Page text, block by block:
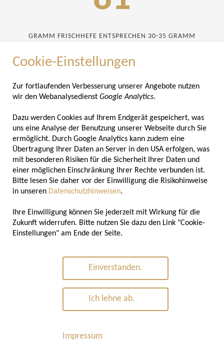
Cookie-Einstellungen
Zur fortlaufenden Verbesserung unserer Angebote nutzen
wir den Webanalysedienst Google Analytics.
Dazu werden Cookies auf Ihrem Endgerät gespeichert, was
uns eine Analyse der Benutzung unserer Webseite durch Sie
ermöglicht. Durch Google Analytics kann zudem eine
Übertragung Ihrer Daten an Server in den USA erfolgen, was
mit besonderen Risiken für die Sicherheit Ihrer Daten und
einer möglichen Einschränkung Ihrer Rechte verbunden ist.
Bitte lesen Sie daher vor der Einwilligung die Risikohinweise
in unseren Datenschutzhinweisen.
Ihre Einwilligung können Sie jederzeit mit Wirkung für die
Zukunft widerrufen. Bitte nutzen Sie dazu den Link "Cookie-
Einstellungen" am Ende der Seite.
Einverstanden.
Ich lehne ab.
Impressum
GRAMM FRISCHHEFE ENTSPRECHEN 30-35 GRAMM
8711341496
(10 MILLIARDEN!) ZELLEN IN 1 GRAMM SACCHAROMYCES
CEREVISIAE (BACKHEFE)
37
GRAMM IST DIE STANDARDGRÖSSE FÜR BLOCKHEFE IM E
INZELHANDEL
© 2026 Deutscher Verband der Hefeindustrie e.V.
Cookie-Einstellungen